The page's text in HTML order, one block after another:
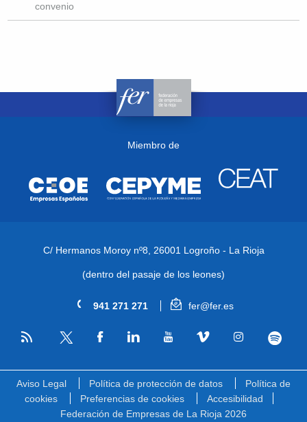
convenio
Miembro de
C/ Hermanos Moroy nº8, 26001 Logroño - La Rioja
(dentro del pasaje de los leones)
941 271 271 fer@fer.es
RSS
Aviso Legal Política de protección de datos
Política de
cookies
Preferencias de cookies
Accesibilidad
Federación de Empresas de La Rioja 2026